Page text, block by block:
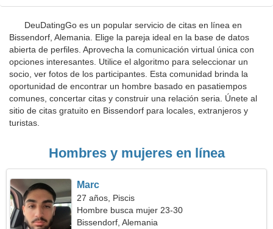
DeuDatingGo es un popular servicio de citas en línea en
Bissendorf, Alemania. Elige la pareja ideal en la base de datos
abierta de perfiles. Aprovecha la comunicación virtual única con
opciones interesantes. Utilice el algoritmo para seleccionar un
socio, ver fotos de los participantes. Esta comunidad brinda la
oportunidad de encontrar un hombre basado en pasatiempos
comunes, concertar citas y construir una relación seria. Únete al
sitio de citas gratuito en Bissendorf para locales, extranjeros y
turistas.
Hombres y mujeres en línea
Marc
27 años, Piscis
Hombre busca mujer 23-30
Bissendorf, Alemania